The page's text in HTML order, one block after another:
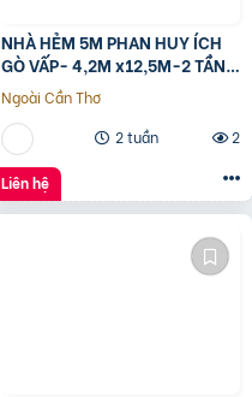
NHÀ HẺM 5M PHAN HUY ÍCH
GÒ VẤP- 4,2M x12,5M-2 TẦNG
– GIÁ 4,4 TỶ
Ngoài Cần Thơ
2 tuần
2
Liên hệ